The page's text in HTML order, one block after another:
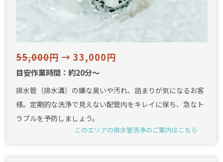
55,000円→ 33,000円
目安作業時間：約20分～
排水管（排水溝）の嫌な臭いや汚れ、詰まりが気になるお客
様。定期的な洗浄で見えない配管内をキレイに保ち、急なト
ラブルを予防しましょう。
このエリアの排水管洗浄のご案内はこちら